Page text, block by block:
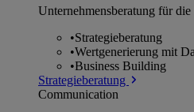
Unternehmens­beratung für
•Strategieberatung
•Wertgenerierung mit
•Business Building
Strategieberatung
Communication